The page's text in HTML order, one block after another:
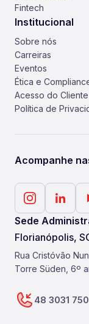
Fintech
Institucional
Sobre nós
Carreiras
Eventos
Ética e
Acesso do Cliente
Política de
Acompanhe
Sede
Florianópolis,
Rua Cristóvão
Torre Süden, 6º
48 3031